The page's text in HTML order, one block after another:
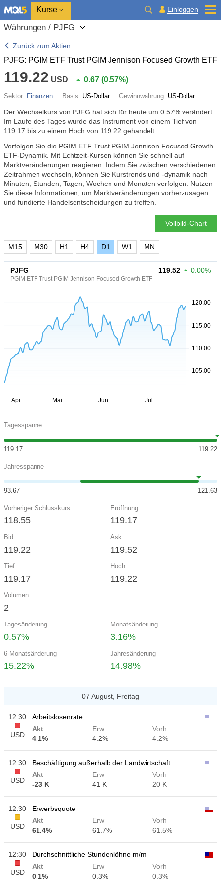
Kurse Einloggen
Währungen / PJFG
Zurück zum Aktien
PJFG: PGIM ETF Trust PGIM Jennison Focused Growth ETF
119.22 USD 0.67 (0.57%)
Sektor: Finanzen Basis: US-Dollar Gewinnwährung: US-Dollar
Der Wechselkurs von PJFG hat sich für heute um 0.57% verändert.
Im Laufe des Tages wurde das Instrument von einem Tief von
119.17 bis zu einem Hoch von 119.22 gehandelt.
Verfolgen Sie die PGIM ETF Trust PGIM Jennison Focused Growth
ETF-Dynamik. Mit Echtzeit-Kursen können Sie schnell auf
Marktveränderungen reagieren. Indem Sie zwischen verschiedenen
Zeitrahmen wechseln, können Sie Kurstrends und -dynamik nach
Minuten, Stunden, Tagen, Wochen und Monaten verfolgen. Nutzen
Sie diese Informationen, um Marktveränderungen vorherzusagen
und fundierte Handelsentscheidungen zu treffen.
Vollbild-Chart
M15 M30 H1 H4 D1 W1 MN
PJFG
PGIM ETF Trust PGIM Jennison Focused Growth ETF
119.52 0.00%
Tagesspanne
119.17 119.22
Jahresspanne
93.67 121.63
Vorheriger Schlusskurs
118.55
Eröffnung
119.17
Bid
119.22
Ask
119.52
Tief
119.17
Hoch
119.22
Volumen
2
Tagesänderung
0.57%
Monatsänderung
3.16%
6-Monatsänderung
15.22%
Jahresänderung
14.98%
07 August, Freitag
12:30
USD
Arbeitslosenrate
Akt
4.1%
Erw
4.2%
Vorh
4.2%
12:30
USD
Beschäftigung außerhalb der Landwirtschaft
Akt
-23 K
Erw
41 K
Vorh
20 K
12:30
USD
Erwerbsquote
Akt
61.4%
Erw
61.7%
Vorh
61.5%
12:30
USD
Durchschnittliche Stundenlöhne m/m
Akt
0.1%
Erw
0.3%
Vorh
0.3%